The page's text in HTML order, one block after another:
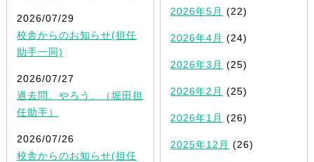
2026/07/29
校舎からのお知らせ(担任
助手一同)
2026/07/27
過去問。やろう。（堀田担
任助手）
2026/07/26
校舎からのお知らせ(担任
2026年5月 (22)
2026年4月 (24)
2026年3月 (25)
2026年2月 (25)
2026年1月 (26)
2025年12月 (26)